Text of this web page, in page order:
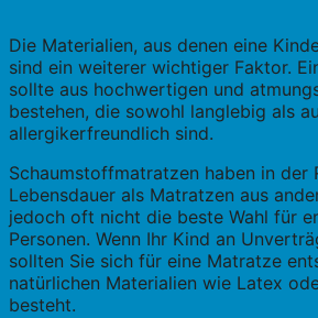
Die Materialien, aus denen eine
sind ein weiterer wichtiger Faktor.
sollte aus hochwertigen und
bestehen, die sowohl langlebig als
allergikerfreundlich sind.
Schaumstoffmatratzen haben in der
Lebensdauer als Matratzen aus
jedoch oft nicht die beste Wahl für
Personen. Wenn Ihr Kind an
sollten Sie sich für eine Matratze
natürlichen Materialien wie Latex
besteht.